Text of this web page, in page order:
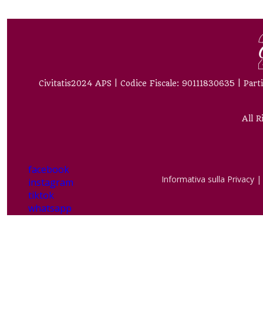
Civitatis2024 APS | Codice Fiscale: 90111830635 |
All
facebook
instagram
tiktok
whatsapp
Informativa sulla Privacy|